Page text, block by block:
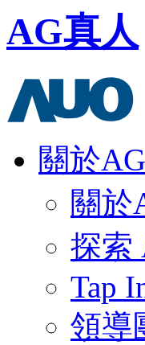
AG真人
關於
關於
探索
Tap
領導